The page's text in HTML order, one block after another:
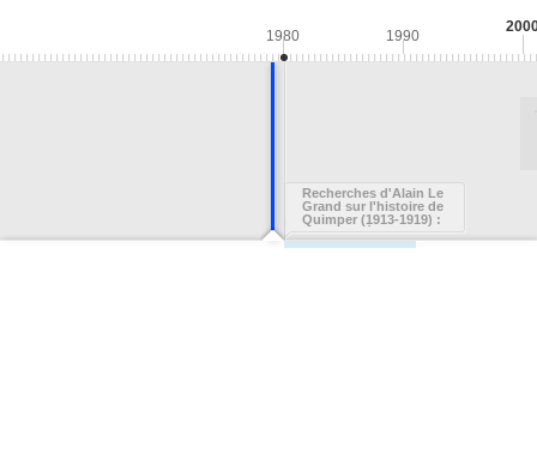
Recherches d'Alain Le
Grand sur l'histoire de
Quimper (1913-1919) :
fiche de dépouillement
de la série I police
1980 1990